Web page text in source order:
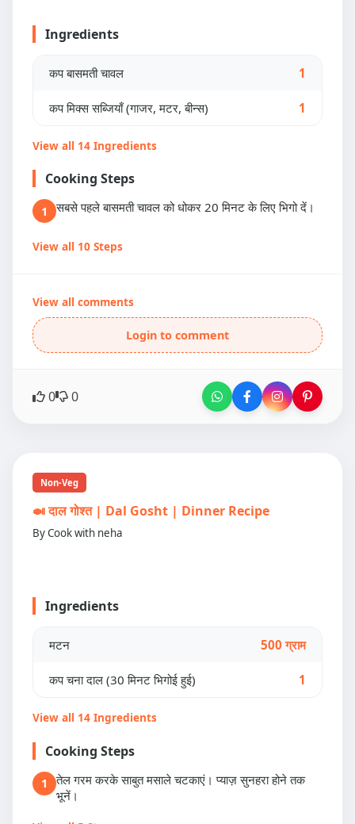
Ingredients
कप बासमती चावल 1
कप मिक्स सब्जियाँ (गाजर, मटर, बीन्स) 1
View all 14 Ingredients
Cooking Steps
1 सबसे पहले बासमती चावल को धोकर 20 मिनट के लिए भिगो दें।
View all 10 Steps
View all comments
Login to comment
0 0
Non-Veg
🍛 दाल गोश्त | Dal Gosht | Dinner Recipe
By Cook with neha
Ingredients
मटन 500 ग्राम
कप चना दाल (30 मिनट भिगोई हुई) 1
View all 14 Ingredients
Cooking Steps
1
तेल गरम करके साबुत मसाले चटकाएं। प्याज़ सुनहरा होने तक
भूनें।